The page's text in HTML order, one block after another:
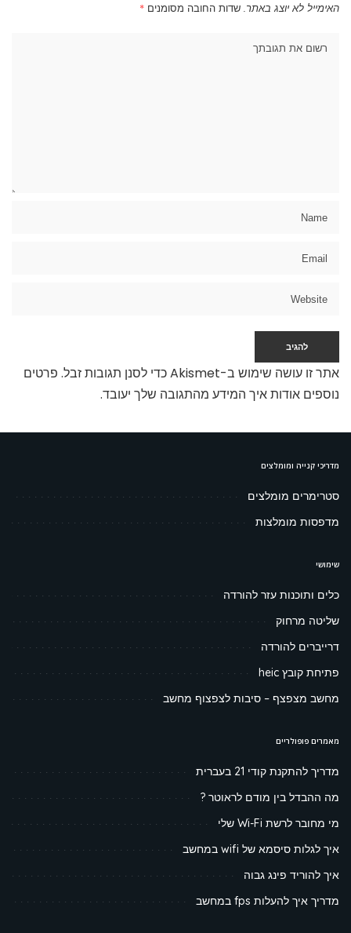
האימייל לא יוצג באתר. שדות החובה מסומנים *
אתר זו עושה שימוש ב-Akismet כדי לסנן תגובות זבל.
פרטים
נוספים אודות איך המידע מהתגובה שלך יעובד.
מדריכי קנייה ומומלצים
סטרימרים מומלצים
מדפסות מומלצות
שימושי
כלים ותוכנות עזר להורדה
שליטה מרחוק
דרייברים להורדה
פתיחת קובץ heic
מחשב מצפצף – סיבות לצפצוף מחשב
מאמרים פופולריים
מדריך להתקנת קודי 21 בעברית
מה ההבדל בין מודם לראוטר ?
מי מחובר לרשת Wi-Fi שלי
איך לגלות סיסמא של wifi במחשב
איך להוריד פינג גבוה
מדריך איך להעלות fps במחשב